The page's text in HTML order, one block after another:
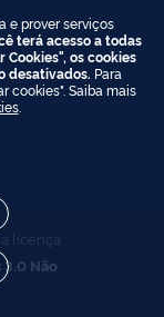
licença
Não
e prover serviços
terá acesso a todas
os cookies
desativados. Para
cookies". Saiba mais
.